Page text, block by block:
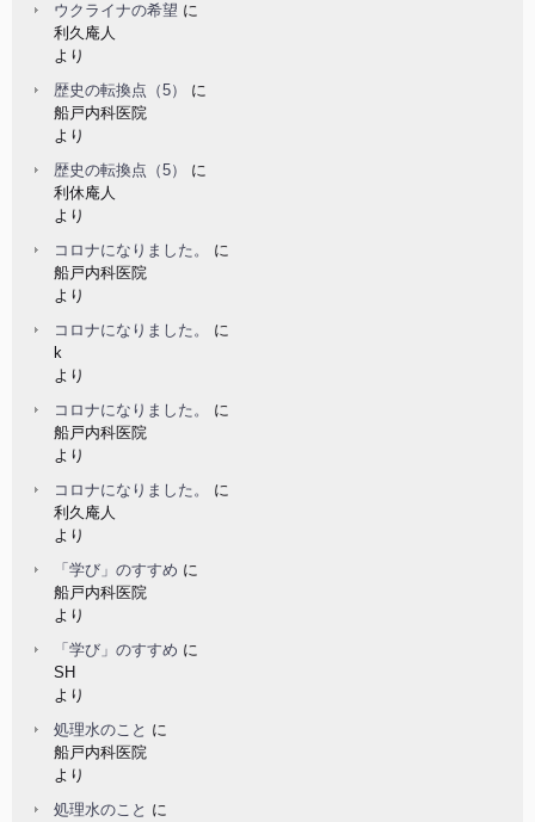
ウクライナの希望 に
利久庵人
より
歴史の転換点（5）
に
船戸内科医院
より
歴史の転換点（5）
に
利休庵人
より
コロナになりました。
に
船戸内科医院
より
コロナになりました。
に
k
より
コロナになりました。
に
船戸内科医院
より
コロナになりました。
に
利久庵人
より
「学び」のすすめ に
船戸内科医院
より
「学び」のすすめ に
SH
より
処理水のこと に
船戸内科医院
より
処理水のこと に